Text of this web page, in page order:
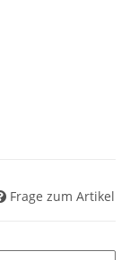
Frage zum Artikel